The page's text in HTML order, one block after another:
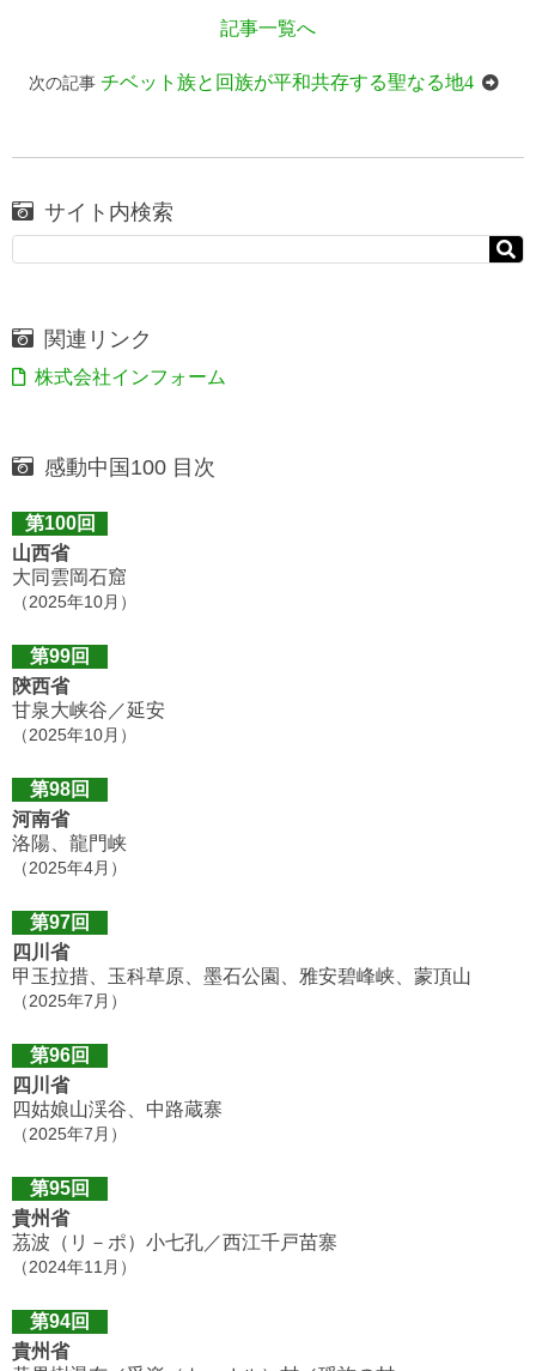
記事一覧へ
次の記事 チベット族と回族が平和共存する聖なる地4
サイト内検索
関連リンク
株式会社インフォーム
感動中国100 目次
第100回
山西省
大同雲岡石窟
（2025年10月）
第99回
陝西省
甘泉大峡谷／延安
（2025年10月）
第98回
河南省
洛陽、龍門峡
（2025年4月）
第97回
四川省
甲玉拉措、玉科草原、墨石公園、雅安碧峰峡、蒙頂山
（2025年7月）
第96回
四川省
四姑娘山渓谷、中路蔵寨
（2025年7月）
第95回
貴州省
茘波（リ－ポ）小七孔／西江千戸苗寨
（2024年11月）
第94回
貴州省